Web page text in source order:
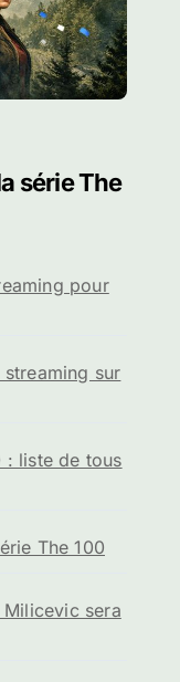
série The
pour
streaming sur
: liste de tous
The 100
Milicevic sera